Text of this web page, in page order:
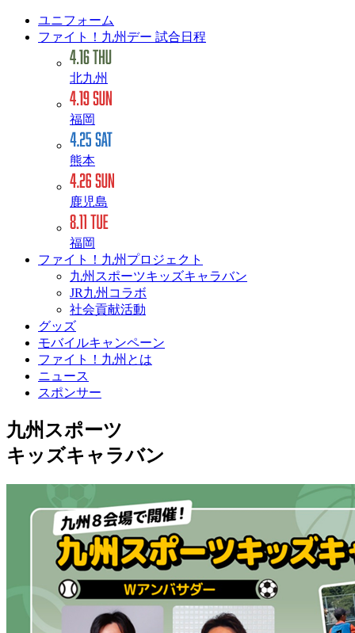
ユニフォーム
ファイト！九州デー 試合日程
北九州
福岡
熊本
鹿児島
福岡
ファイト！九州プロジェクト
九州スポーツキッズキャラバン
JR九州コラボ
社会貢献活動
グッズ
モバイルキャンペーン
ファイト！九州とは
ニュース
スポンサー
九州スポーツ
キッズキャラバン